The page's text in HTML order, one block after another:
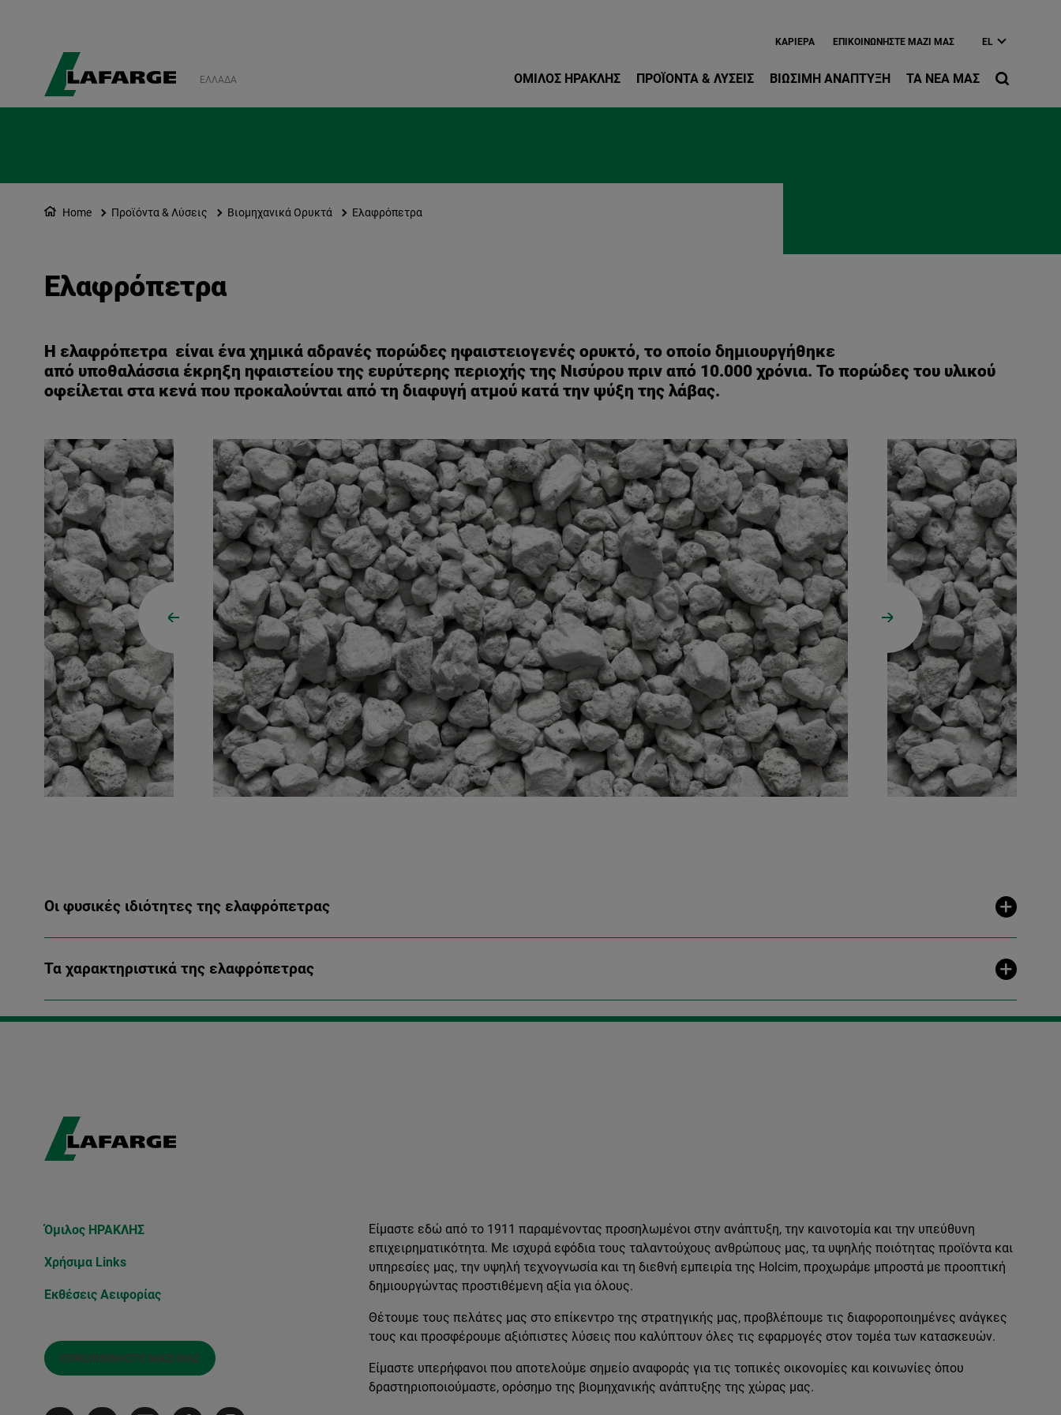
ΕΛΛΆΔΑ
ΚΑΡΙΈΡΑ EΠΙΚΟΙΝΩΝΉΣΤΕ ΜΑΖΊ ΜΑΣ EL
ΌΜΙΛΟΣ ΗΡΑΚΛΗΣ ΠΡΟΪΌΝΤΑ & ΛΎΣΕΙΣ ΒΙΏΣΙΜΗ ΑΝΆΠΤΥΞΗ ΤΑ ΝΈΑ ΜΑΣ
Home Προϊόντα & Λύσεις Βιομηχανικά Ορυκτά Ελαφρόπετρα
Ελαφρόπετρα
Η ελαφρόπετρα είναι ένα χημικά αδρανές πορώδες ηφαιστειογενές ορυκτό, το οποίο δημιουργήθηκε
από υποθαλάσσια έκρηξη ηφαιστείου της ευρύτερης περιοχής της Νισύρου πριν από 10.000 χρόνια. Το πορώδες του υλικού
οφείλεται στα κενά που προκαλούνται από τη διαφυγή ατμού κατά την ψύξη της λάβας.
Οι φυσικές ιδιότητες της ελαφρόπετρας
Τα χαρακτηριστικά της ελαφρόπετρας
Όμιλος ΗΡΑΚΛΗΣ
Χρήσιμα Links
Εκθέσεις Αειφορίας
ΕΠΙΚΟΙΝΩΝΉΣΤΕ ΜΑΖΊ ΜΑΣ
Είμαστε εδώ από το 1911 παραμένοντας προσηλωμένοι στην ανάπτυξη, την καινοτομία και την υπεύθυνη
επιχειρηματικότητα. Με ισχυρά εφόδια τους ταλαντούχους ανθρώπους μας, τα υψηλής ποιότητας προϊόντα και
υπηρεσίες μας, την υψηλή τεχνογνωσία και τη διεθνή εμπειρία της Holcim, προχωράμε μπροστά με προοπτική
δημιουργώντας προστιθέμενη αξία για όλους.
Θέτουμε τους πελάτες μας στο επίκεντρο της στρατηγικής μας, προβλέπουμε τις διαφοροποιημένες ανάγκες
τους και προσφέρουμε αξιόπιστες λύσεις που καλύπτουν όλες τις εφαρμογές στον τομέα των κατασκευών.
Είμαστε υπερήφανοι που αποτελούμε σημείο αναφοράς για τις τοπικές οικονομίες και κοινωνίες όπου
δραστηριοποιούμαστε, ορόσημο της βιομηχανικής ανάπτυξης της χώρας μας.